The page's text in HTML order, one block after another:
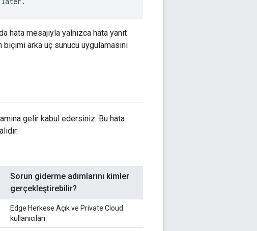
hata mesajıyla yalnızca hata yanıt
arka uç sunucu uygulamasını
gelir kabul edersiniz. Bu hata
Sorun giderme adımlarını kimler
gerçekleştirebilir?
Edge Herkese Açık ve Private Cloud
kullanıcıları